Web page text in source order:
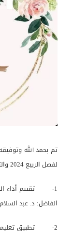
تم بحمد الله
لفصل الربيع 2024 والتي تميزت هي:
1- تقييم أداء
الفاضل: د. عبد
2- تطبيق